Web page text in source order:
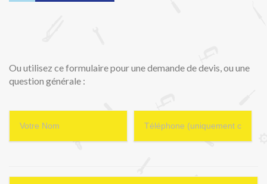
Ou utilisez ce formulaire pour une demande de devis, ou une
question générale :